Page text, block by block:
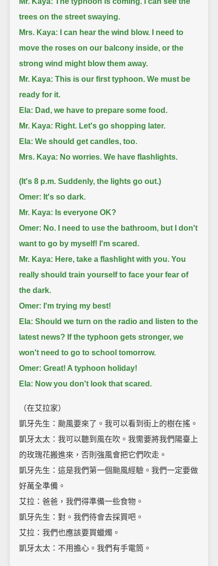
trees on the street swaying.
Mrs. Kaya: I can hear the wind blow. I need to
move the roses on our balcony inside, or the
strong wind might blow them away.
Mr. Kaya: This is our first typhoon. We must be
ready for it.
Ela: Dad, we have to prepare some food.
Mr. Kaya: Right. Let's go shopping later.
Ela: We should get candles, too.
Mrs. Kaya: No worries. We have flashlights.
(It's 8 p.m. Suddenly, the lights go out.)
Omer: It's so dark.
Mr. Kaya: Is everyone OK?
Omer: No. I need to use the bathroom, but I don't
want to go by myself! I'm scared.
Mr. Kaya: Here, take a flashlight with you. You
really should train yourself to face your fear of
the dark.
Omer: I'm trying my best!
Ela: Should we turn on the radio and listen to the
latest news? If the typhoon gets stronger, we
won't need to go to school tomorrow.
Omer: Great! A typhoon holiday!
Ela: Now you don't look that scared.
（在艾拉家）
凱牙先生：颱風要來了。我可以看到街上的樹在搖。
凱牙太太：我可以聽到風在吹。我需要將我們陽臺上
的玫瑰花搬進來，否則強風會把它們吹走。
凱牙先生：這是我們第一個颱風經驗。我們一定要做
好萬全準備。
艾拉：爸爸，我們得準備一些食物。
凱牙先生：對。我們待會去採買吧。
艾拉：我們也應該要買蠟燭。
凱牙太太：不用擔心。我們有手電筒。